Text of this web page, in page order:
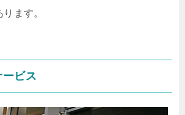
ます。
ービス